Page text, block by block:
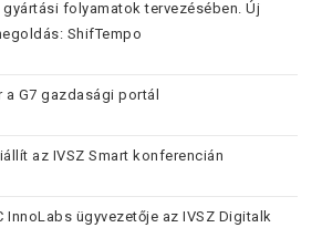
folyamatok tervezésében. Új
ShifTempo
a G7 gazdasági portál
az IVSZ Smart konferencián
InnoLabs ügyvezetője az IVSZ Digitalk